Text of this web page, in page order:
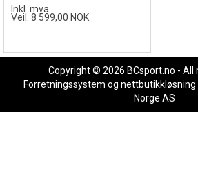
Inkl. mva
Veil. 8 599,00 NOK
Copyright © 2026 BCsport.no - All
Forretningssystem og nettbutikkløsning
Norge AS